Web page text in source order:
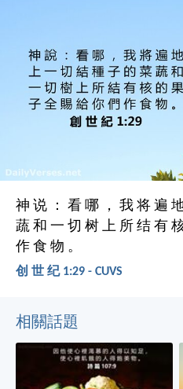
神 说 ： 看 哪 ， 我 将 遍
蔬 和 一 切 树 上 所 结 有
作 食 物 。
创 世 纪 1:29 - CUVS
相關話題